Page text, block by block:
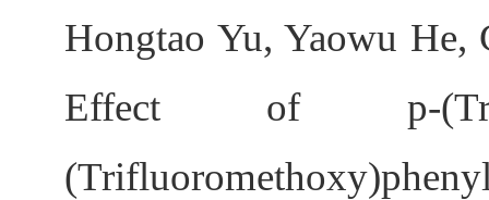
Hongtao Yu, Yaowu He,
Effect of p-